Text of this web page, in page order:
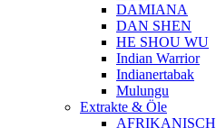
DAMIANA
DAN SHEN
HE SHOU WU
Indian Warrior
Indianertabak
Mulungu
Extrakte & Öle